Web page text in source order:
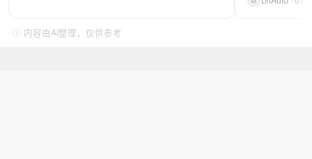
ⓘ 内容由AI整理，仅供参考